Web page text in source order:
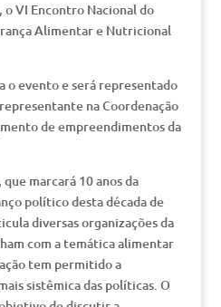
o VI Encontro Nacional do
Alimentar e Nutricional
o evento e será representado
na Coordenação
de empreendimentos da
marcará 10 anos da
político desta década de
diversas organizações da
com a temática alimentar
tem permitido a
sistêmica das políticas. O